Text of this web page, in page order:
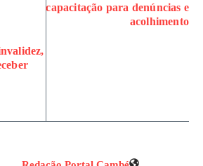
capacitação para denúncias e
acolhimento